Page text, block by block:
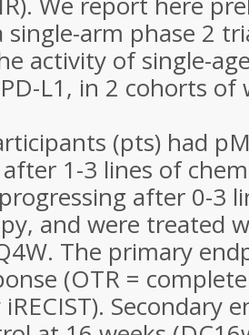
single-arm phase 2
activity of single-
L1, in 2 cohorts of
(pts) had
1-3 lines of
after 0-3
and were treated
The primary
(OTR =
Secondary